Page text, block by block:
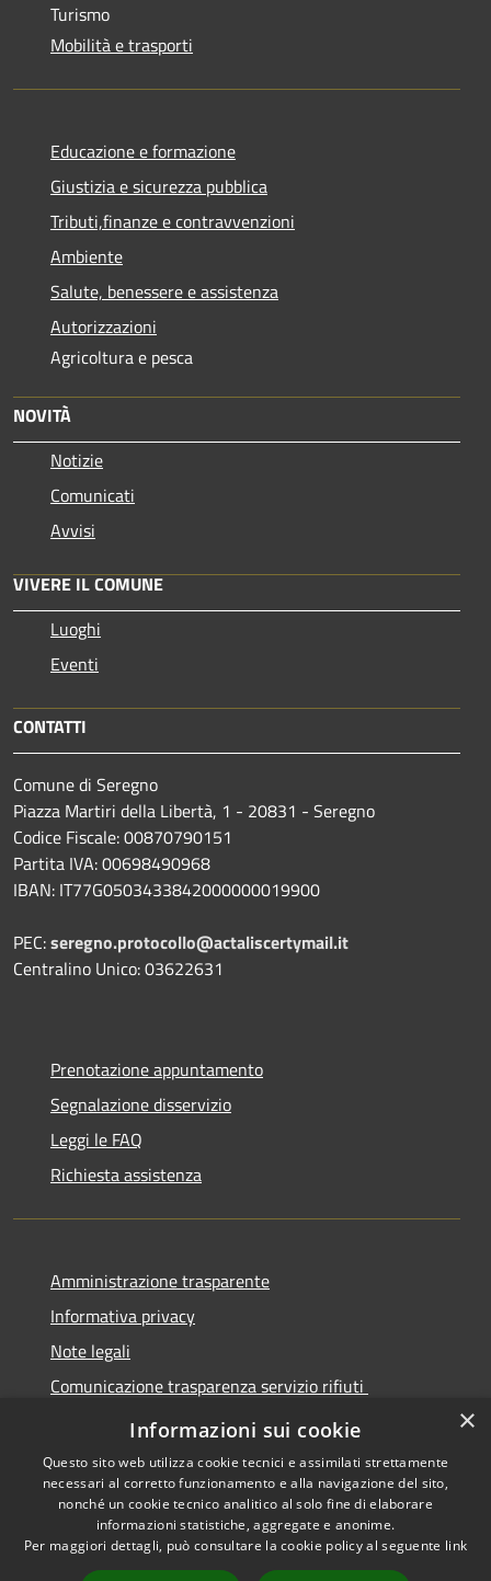
Turismo
Mobilità e trasporti
Educazione e formazione
Giustizia e sicurezza pubblica
Tributi,finanze e contravvenzioni
Ambiente
Salute, benessere e assistenza
Autorizzazioni
Agricoltura e pesca
NOVITÀ
Notizie
Comunicati
Avvisi
VIVERE IL COMUNE
Luoghi
Eventi
CONTATTI
Comune di Seregno
Piazza Martiri della Libertà, 1 - 20831 - Seregno
Codice Fiscale: 00870790151
Partita IVA: 00698490968
IBAN: IT77G0503433842000000019900
PEC:seregno.protocollo@actaliscertymail.it
Centralino Unico: 03622631
Prenotazione appuntamento
Segnalazione disservizio
Leggi le FAQ
Richiesta assistenza
Amministrazione trasparente
Informativa privacy
Note legali
Comunicazione trasparenza servizio rifiuti
Dichiarazione di accessibilità
Accessibilità
Copyright © 2026 • Città di
Seregno • Powered by
×
Informazioni sui cookie
Questo sito web utilizza cookie tecnici e assimilati strettamente
necessari al corretto funzionamento e alla navigazione del sito,
nonché un cookie tecnico analitico al solo fine di elaborare
informazioni statistiche, aggregate e anonime.
Per maggiori dettagli, può consultare la cookie policy al seguente link